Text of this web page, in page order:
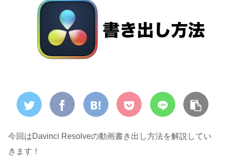
今回はDavinci Resolveの動画書き出し方法を解説してい
きます！